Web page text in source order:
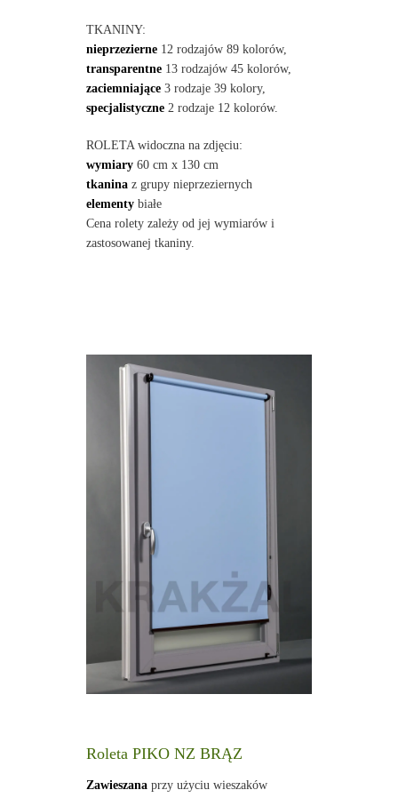
TKANINY:
nieprzezierne12 rodzajów 89 kolorów,
transparentne13 rodzajów 45 kolorów,
zaciemniające3 rodzaje 39 kolory,
specjalistyczne2 rodzaje 12 kolorów.
ROLETA widoczna na zdjęciu:
wymiary60 cm x 130 cm
tkaninaz grupy nieprzeziernych
elementybiałe
Cena rolety zależy od jej wymiarów i
zastosowanej tkaniny.
Roleta PIKO NZ BRĄZ
Zawieszanaprzy użyciu wieszaków